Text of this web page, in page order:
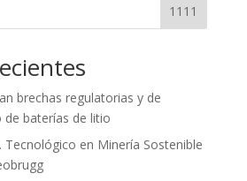
1111
brechas regulatorias y de
de baterías de litio
Tecnológico en Minería Sostenible